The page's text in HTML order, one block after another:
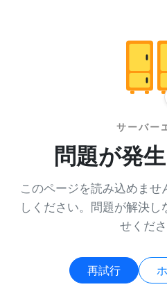
サーバー
問題が発
このページを読み込めま
しください。問題が解決
せくださ
再試行